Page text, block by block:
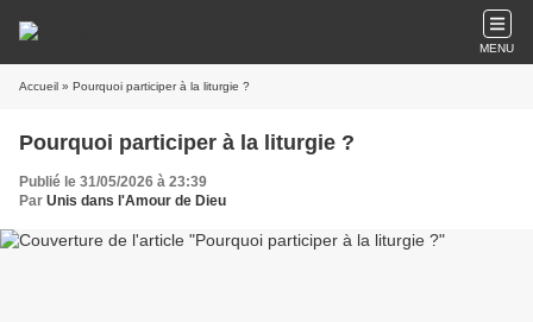
MENU
Accueil » Pourquoi participer à la liturgie ?
Pourquoi participer à la liturgie ?
Publié le 31/05/2026 à 23:39
Par Unis dans l'Amour de Dieu